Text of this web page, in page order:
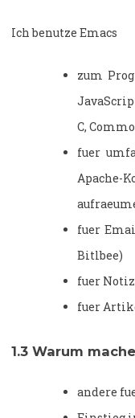
Ich benutze Emacs
zum
C,
fuer
Apache-
fuer
Bitlbee)
fuer
fuer
1.3 Warum
andere